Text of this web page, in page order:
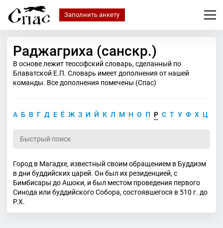
Заполнить анкету
Раджагриха (санскр.)
В основе лежит теософский словарь, сделанный по
Блаватской Е.П. Словарь имеет дополнения от нашей
команды. Все дополнения помечены (Спас)
А Б В Г Д Е Ё Ж З И Й К Л М Н О П Р С Т У Ф Х Ц
Город в Магадхе, известный своим обращением в Буддизм
в дни буддийских царей. Он был их резиденцией, с
Бимбисары до Ашоки, и был местом проведения первого
Синода или буддийского Собора, состоявшегося в 510 г. до
Р.Х.